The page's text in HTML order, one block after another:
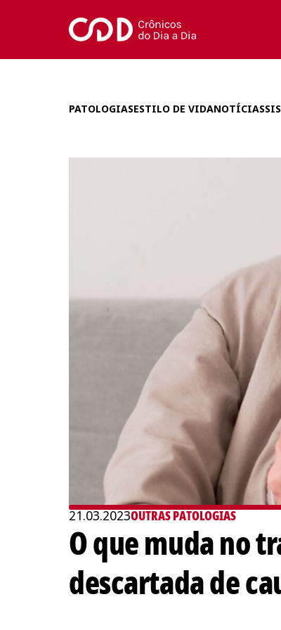
PATOLOGIASESTILO DE VIDANOTÍCIAS
21.03.2023OUTRAS PATOLOGIAS
O que muda no
descartada de